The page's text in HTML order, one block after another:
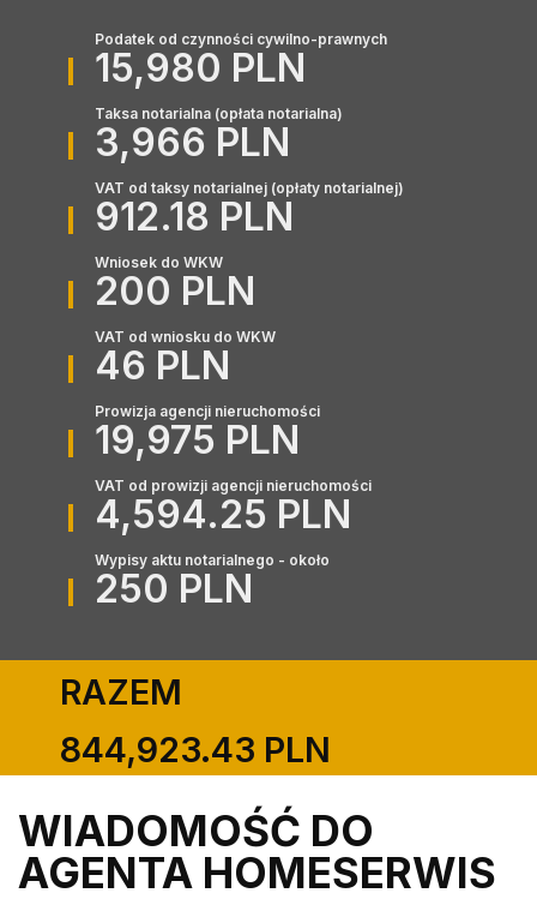
Podatek od czynności cywilno-prawnych
15,980 PLN
Taksa notarialna (opłata notarialna)
3,966 PLN
VAT od taksy notarialnej (opłaty notarialnej)
912.18 PLN
Wniosek do WKW
200 PLN
VAT od wniosku do WKW
46 PLN
Prowizja agencji nieruchomości
19,975 PLN
VAT od prowizji agencji nieruchomości
4,594.25 PLN
Wypisy aktu notarialnego - około
250 PLN
RAZEM
844,923.43 PLN
WIADOMOŚĆ DO
AGENTA HOMESERWIS